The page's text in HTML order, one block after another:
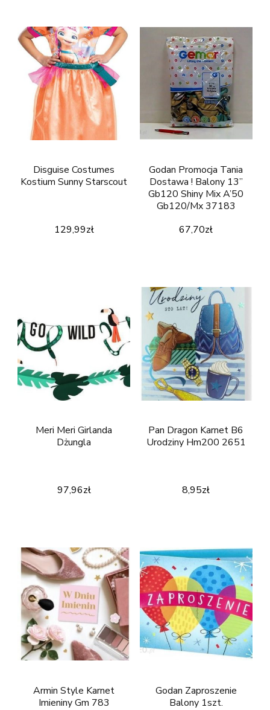
Disguise Costumes
Kostium Sunny Starscout
129,99zł
Godan Promocja Tania
Dostawa ! Balony 13”
Gb120 Shiny Mix A’50
Gb120/Mx 37183
67,70zł
Meri Meri Girlanda
Dżungla
97,96zł
Pan Dragon Karnet B6
Urodziny Hm200 2651
8,95zł
Armin Style Karnet
Imieniny Gm 783
Godan Zaproszenie
Balony 1szt.